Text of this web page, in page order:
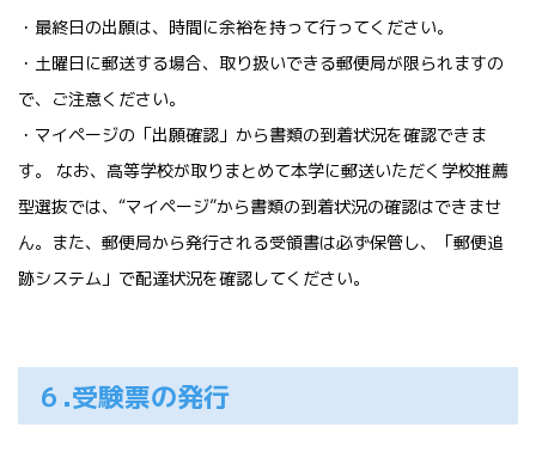
・ 最終日の出願は、時間に余裕を持って行ってください。
・土曜日に郵送する場合、取り扱いできる郵便局が限られますの
で、ご注意ください。
・マイページの「出願確認」から書類の到着状況を確認できま
す。 なお、高等学校が取りまとめて本学に郵送いただく学校推薦
型選抜では、“マイページ”から書類の到着状況の確認はできませ
ん。また、郵便局から発行される受領書は必ず保管し、「郵便追
跡システム」で配達状況を確認してください。
６.受験票の発行